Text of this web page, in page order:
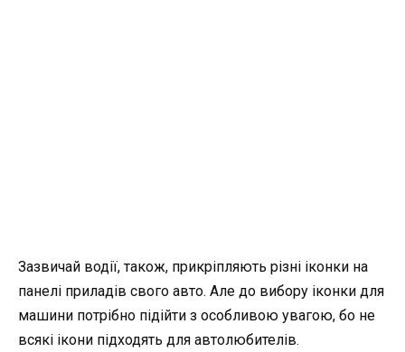
Зазвичай водії, також, прикріпляють різні іконки на
панелі приладів свого авто. Але до вибору іконки для
машини потрібно підійти з особливою увагою, бо не
всякі ікони підходять для автолюбителів.